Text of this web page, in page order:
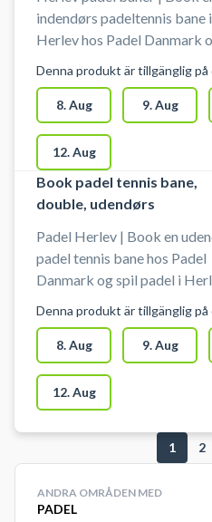
Jernbanebyen nær Sydhavn.
Parkering ved padel i
#matchi-padel-koebenhavn
indendørs padeltennis bane i
Herlev hos Padel Danmark
Skinderskovvej 27, 2730
Padel Danmark byder på i
padelbaner ved deres
i Herlev, fordelt på 4 padel
indendørs og 2
Medbring selv bat ved
padelbaner i Herlev hos Padel
Danmark. Bolde bolde kan
købes i automaten i
Du kan parkere gratis foran
booket en bane.
Denna produkt är tillgänglig på
8. Aug 9. Aug
12. Aug
Book padel tennis bane,
double, udendørs
Padel Herlev | Book en
padel tennis bane hos Padel
Danmark og spil padel i
udendørsbaner ved
Skinderskovvej 31, 2730
Padel Danmark Herlev har 2
udendørs padel baner og
yderligere 4 padelbaner
i deres padelcenter, som
på udendørsbanerne. Alle
Udendørsbaner i naturlige og
Denna produkt är tillgänglig på
8. Aug 9. Aug
12. Aug
1 2
ANDRA OMRÅDEN MED
PADEL